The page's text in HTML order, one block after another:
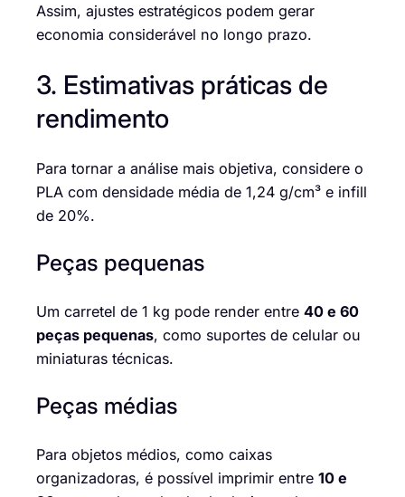
Assim, ajustes estratégicos podem gerar
economia considerável no longo prazo.
3. Estimativas práticas de
rendimento
Para tornar a análise mais objetiva, considere o
PLA com densidade média de 1,24 g/cm³ e infill
de 20%.
Peças pequenas
Um carretel de 1 kg pode render entre 40 e 60
peças pequenas, como suportes de celular ou
miniaturas técnicas.
Peças médias
Para objetos médios, como caixas
organizadoras, é possível imprimir entre 10 e